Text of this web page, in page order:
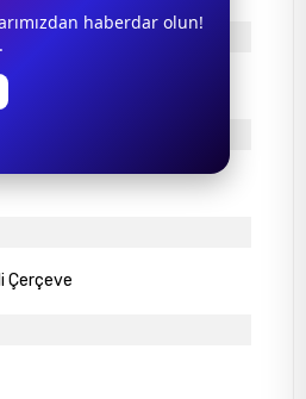
GREY
Çerçeve
haberdar olun!